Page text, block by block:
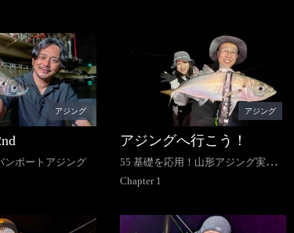
アジング
ンボートアジング
アジング
アジングへ行こう！
55 基礎を応用！山形アジング実践
テクニック
Chapter 1